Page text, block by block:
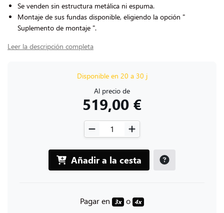
Se venden sin estructura metálica ni espuma.
Montaje de sus fundas disponible, eligiendo la opción "
Suplemento de montaje ".
Leer la descripción completa
Disponible en 20 a 30 j
Al precio de
519,00 €
Añadir a la cesta
Pagar en 3x o 4x